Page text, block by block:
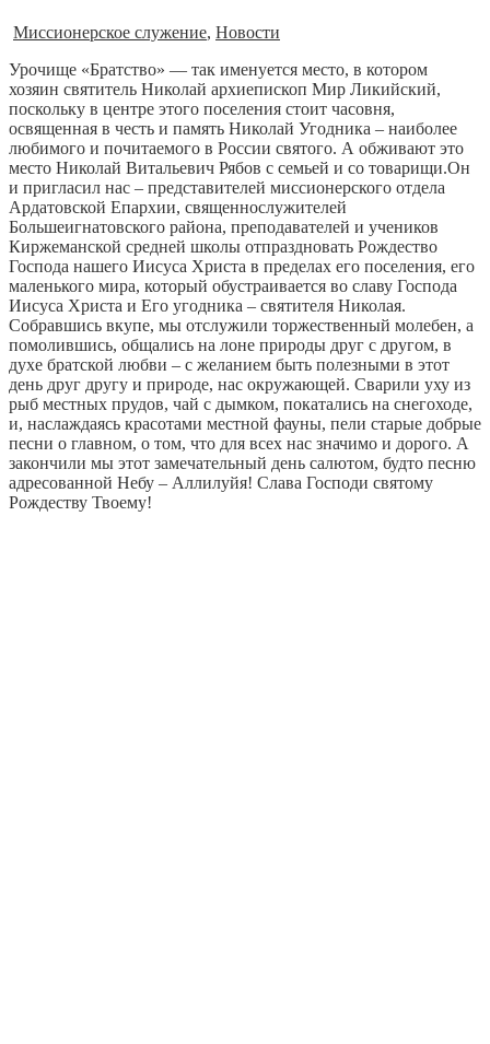
Миссионерское служение, Новости
Урочище «Братство» — так именуется место, в котором
хозяин святитель Николай архиепископ Мир Ликийский,
поскольку в центре этого поселения стоит часовня,
освященная в честь и память Николай Угодника – наиболее
любимого и почитаемого в России святого. А обживают это
место Николай Витальевич Рябов с семьей и со товарищи.Он
и пригласил нас – представителей миссионерского отдела
Ардатовской Епархии, священнослужителей
Большеигнатовского района, преподавателей и учеников
Киржеманской средней школы отпраздновать Рождество
Господа нашего Иисуса Христа в пределах его поселения, его
маленького мира, который обустраивается во славу Господа
Иисуса Христа и Его угодника – святителя Николая.
Собравшись вкупе, мы отслужили торжественный молебен, а
помолившись, общались на лоне природы друг с другом, в
духе братской любви – с желанием быть полезными в этот
день друг другу и природе, нас окружающей. Сварили уху из
рыб местных прудов, чай с дымком, покатались на снегоходе,
и, наслаждаясь красотами местной фауны, пели старые добрые
песни о главном, о том, что для всех нас значимо и дорого. А
закончили мы этот замечательный день салютом, будто песню
адресованной Небу – Аллилуйя! Слава Господи святому
Рождеству Твоему!